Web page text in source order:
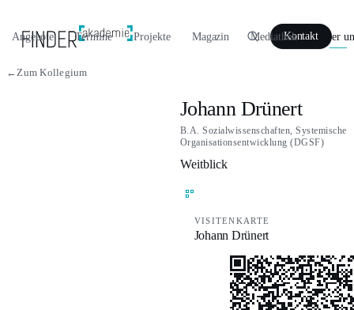
Angebote Termine Projekte Magazin Mediathek Über
Kontakt
←Zum Kollegium
Johann Drünert
B.A. Sozialwissenschaften, Systemische
Organisationsentwicklung (DGSF)
Weitblick
VISITENKARTE
Johann Drünert